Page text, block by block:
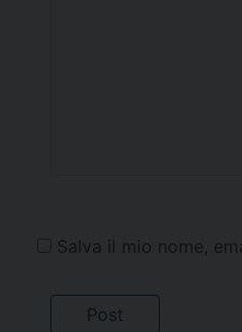
Salva il mio nome,